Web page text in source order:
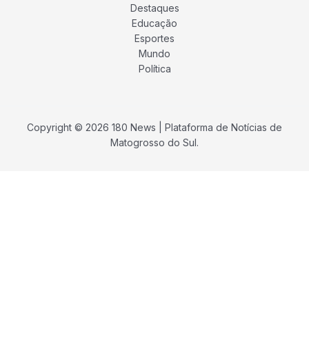
Destaques
Educação
Esportes
Mundo
Política
Copyright © 2026 180 News | Plataforma de Notícias de
Matogrosso do Sul.